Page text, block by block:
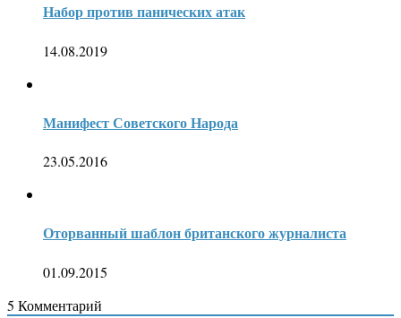
Набор против панических атак
14.08.2019
Манифест Советского Народа
23.05.2016
Оторванный шаблон британского журналиста
01.09.2015
5 Комментарий